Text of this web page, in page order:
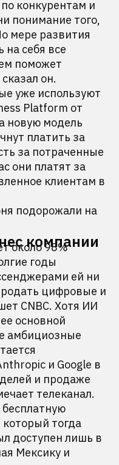
конкурентам и
понимание того,
мере развития
на себя все
поможет
он.
уже используют
Platform от
новую модель
платить за
за потраченные
они платят за
клиентам в
подорожали на
компании
около 98%
годы
ей ни
цифровые и
CNBC. Хотя ИИ
основной
амбициозные
и Google в
и продаже
телеканал.
тогда
доступен лишь в
Мексику и